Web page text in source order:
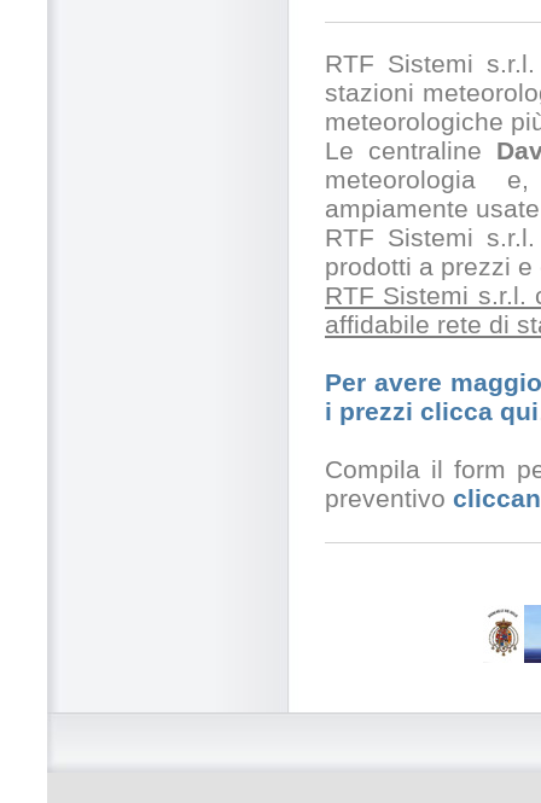
RTF Sistemi
stazioni
meteorologiche
Le centraline
meteorologia
ampiamente
RTF Sistemi
prodotti a prezzi
RTF Sistemi s.r.l.
affidabile rete di
Per avere
i prezzi clicca qui
Compila il form
preventivo